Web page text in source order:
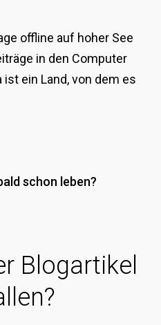
offline auf hoher See
in den Computer
ist ein Land, von dem es
schon leben?
Blogartikel